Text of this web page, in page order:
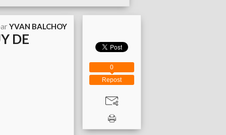
YVAN BALCHOY
DE
Repost
0